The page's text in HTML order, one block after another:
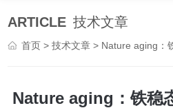
ARTICLE 技术文章
首页 >技术文章 > Nature aging：铁稳态与细
Nature aging：铁稳